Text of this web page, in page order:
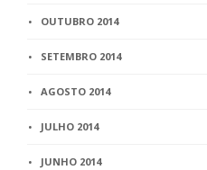
OUTUBRO 2014
SETEMBRO 2014
AGOSTO 2014
JULHO 2014
JUNHO 2014